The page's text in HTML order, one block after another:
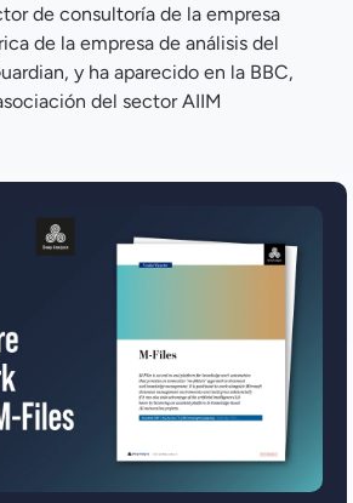
de consultoría de la empresa
de la empresa de análisis del
y ha aparecido en la BBC,
del sector AIIM